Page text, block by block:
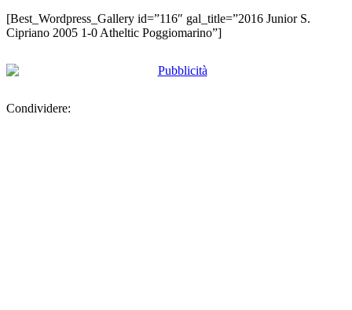
[Best_Wordpress_Gallery id=”116″ gal_title=”2016 Junior S.
Cipriano 2005 1-0 Atheltic Poggiomarino”]
Condividere: